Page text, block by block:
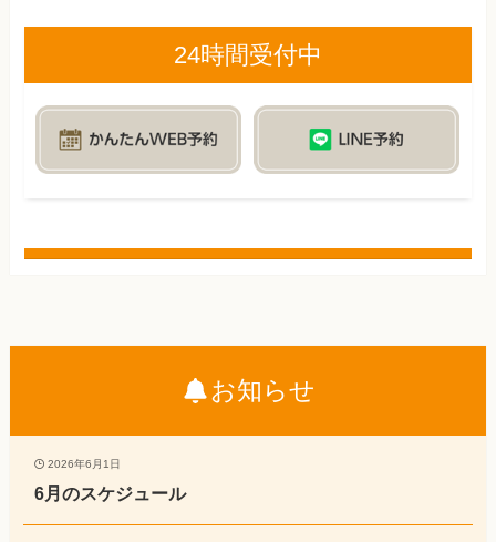
24時間受付中
お知らせ
2026年6月1日
6月のスケジュール